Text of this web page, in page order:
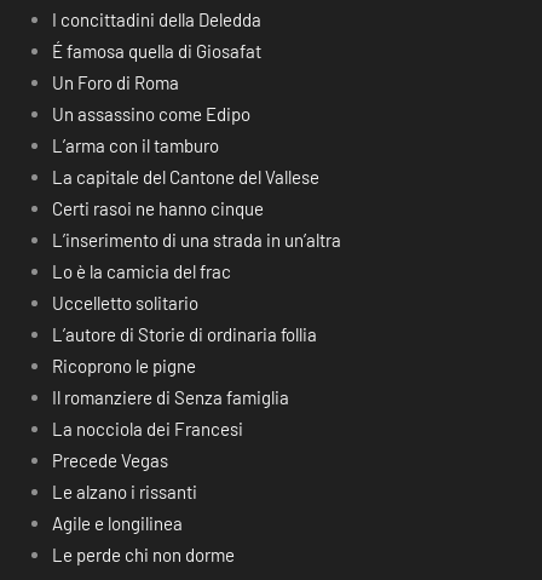
I concittadini della Deledda
É famosa quella di Giosafat
Un Foro di Roma
Un assassino come Edipo
L’arma con il tamburo
La capitale del Cantone del Vallese
Certi rasoi ne hanno cinque
L’inserimento di una strada in un’altra
Lo è la camicia del frac
Uccelletto solitario
L’autore di Storie di ordinaria follia
Ricoprono le pigne
Il romanziere di Senza famiglia
La nocciola dei Francesi
Precede Vegas
Le alzano i rissanti
Agile e longilinea
Le perde chi non dorme